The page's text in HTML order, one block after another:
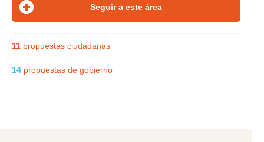
11 propuestas ciudadanas
14 propuestas de gobierno